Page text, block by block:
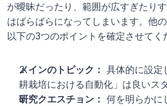
が曖昧だったり、範囲が広すぎたり
はばらばらになってしまいます。他
以下の3つのポイントを確定させてく
メインのトピック： 具体的に設定
耕栽培における自動化」は良いス
研究クエスチョン： 何を明らかに